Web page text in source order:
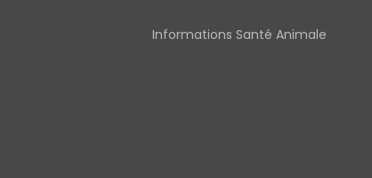
Informations Santé Animale